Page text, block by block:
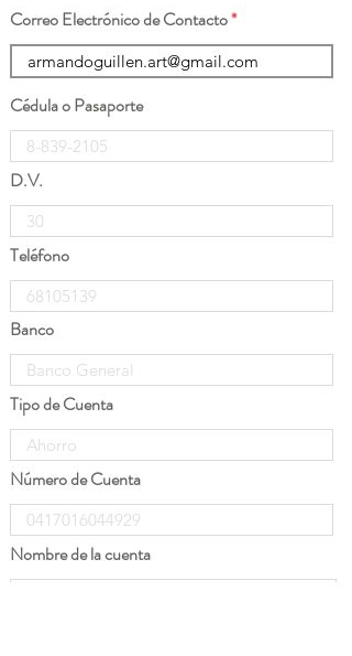
Correo Electrónico de Contacto
Cédula o Pasaporte
D.V.
Teléfono
Banco
Tipo de Cuenta
Número de Cuenta
Nombre de la cuenta